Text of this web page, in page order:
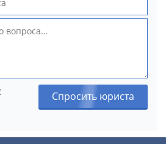
Спросить юриста